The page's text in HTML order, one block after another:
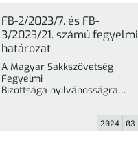
FB-2/2023/7. és FB-
3/2023/21. számú fegyelmi
határozat
A Magyar Sakkszövetség
Fegyelmi
Bizottsága nyilvánosságra
30. napján FB-2/2023/7. szám
alatt meghozott fegyelmi
2024 03